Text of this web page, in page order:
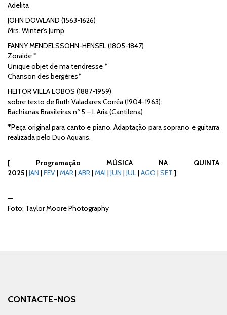
Adelita
JOHN DOWLAND (1563-1626)
Mrs. Winter’s Jump
FANNY MENDELSSOHN-HENSEL (1805-1847)
Zoraide *
Unique objet de ma tendresse *
Chanson des bergères*
HEITOR VILLA LOBOS (1887-1959)
sobre texto de Ruth Valadares Corrêa (1904-1963):
Bachianas Brasileiras nº 5 – I. Aria (Cantilena)
*Peça original para canto e piano. Adaptação para soprano e guitarra
realizada pelo Duo Aquaris.
[
Programação MÚSICA NA QUINTA
2025| JAN | FEV| MAR| ABR| MAI | JUN | JUL| AGO | SET ]
—
Foto: Taylor Moore Photography
CONTACTE-NOS